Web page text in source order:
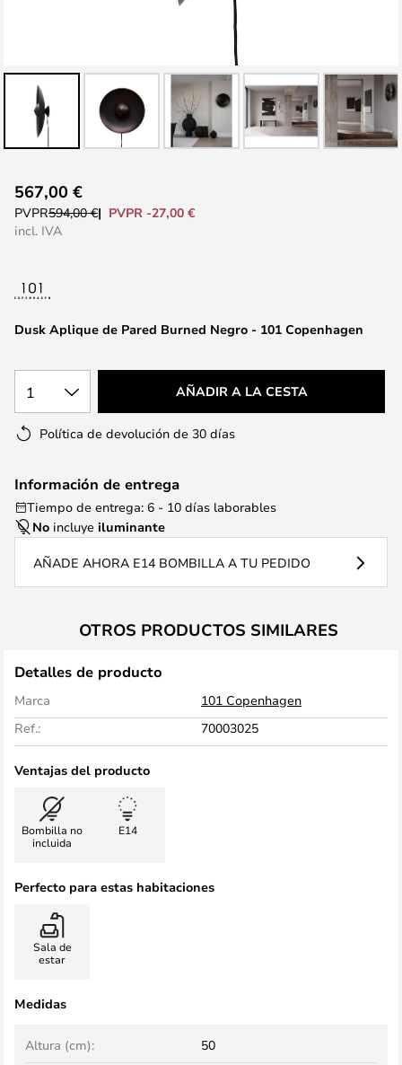
comienzo
galería
imágenes
Dusk Aplique de Pared Burned Negro - 101 Copenhagen
567,00 €
PVPR594,00 €
PVPR -27,00 €
incl. IVA
1 AÑADIR A LA CESTA
Política de devolución de 30 días
Información de entrega
Tiempo de entrega: 6 - 10 días laborables
No incluye iluminante
AÑADE AHORA E14 BOMBILLA A TU PEDIDO
OTROS PRODUCTOS SIMILARES
Detalles de producto
Marca
101 Copenhagen
Ref.:
70003025
Ventajas del producto
Bombilla no
incluida
E14
Perfecto para estas habitaciones
Sala de
estar
Medidas
Altura (cm):
50